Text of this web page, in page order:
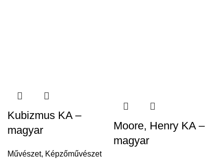
Kubizmus KA –
magyar
Művészet, Képzőművészet
Moore, Henry KA –
magyar